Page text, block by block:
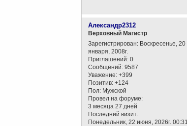
Александр2312
Верховный Магистр
Зарегистрирован: Воскресенье, 20
января, 2008г.
Приглашений: 0
Сообщений: 9587
Уважение: +399
Позитив: +124
Пол: Мужской
Провел на форуме:
3 месяца 27 дней
Последний визит:
Понедельник, 22 июня, 2026г. 00:31